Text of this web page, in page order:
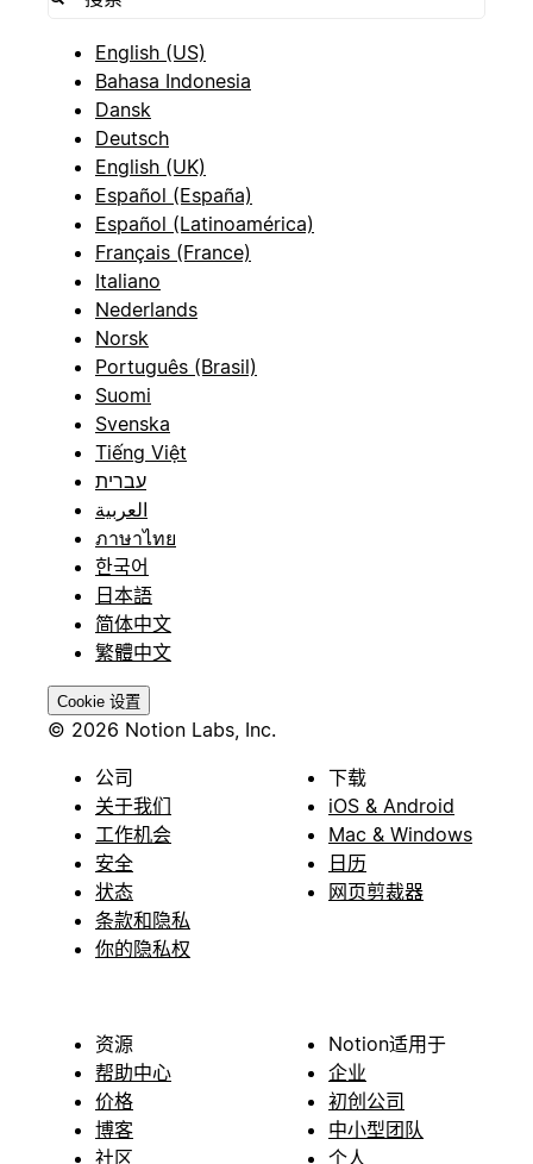
English (US)
Bahasa Indonesia
Dansk
Deutsch
English (UK)
Español (España)
Español (Latinoamérica)
Français (France)
Italiano
Nederlands
Norsk
Português (Brasil)
Suomi
Svenska
Tiếng Việt
עברית
العربية
ภาษาไทย
한국어
日本語
简体中文
繁體中文
Cookie 设置
© 2026 Notion Labs, Inc.
公司
关于我们
工作机会
安全
状态
条款和隐私
你的隐私权
下载
iOS & Android
Mac & Windows
日历
网页剪裁器
资源
帮助中心
价格
博客
社区
Notion适用于
企业
初创公司
中小型团队
个人